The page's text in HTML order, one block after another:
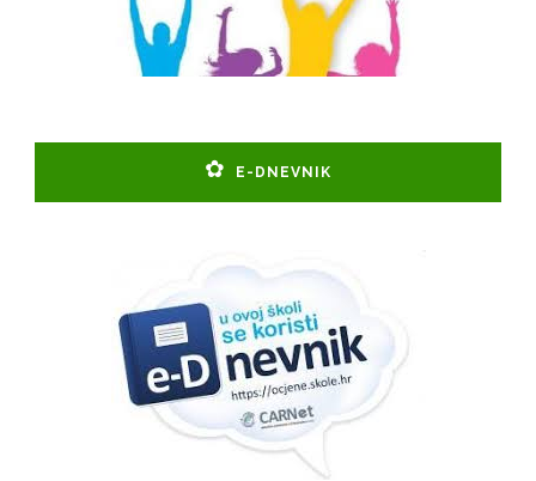
E-DNEVNIK